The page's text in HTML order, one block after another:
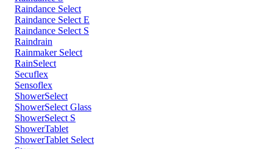
Raindance Select
Raindance Select E
Raindance Select S
Raindrain
Rainmaker Select
RainSelect
Secuflex
Sensoflex
ShowerSelect
ShowerSelect Glass
ShowerSelect S
ShowerTablet
ShowerTablet Select